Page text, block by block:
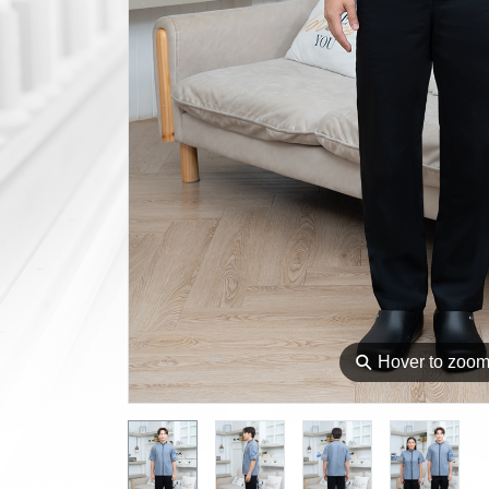
⚲ Hover to zoom